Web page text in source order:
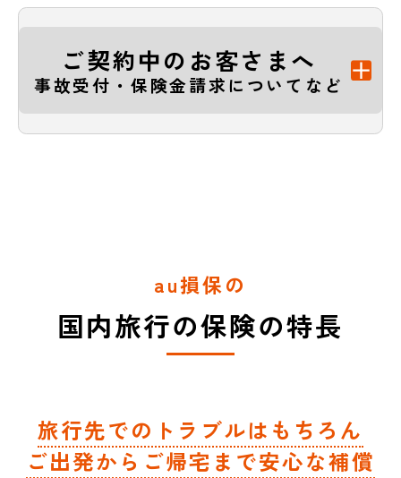
ご契約中のお客さまへ
事故受付・保険金請求についてなど
au損保の
国内旅行の保険の特長
旅行先でのトラブルはもちろん
ご出発からご帰宅まで安心な補償